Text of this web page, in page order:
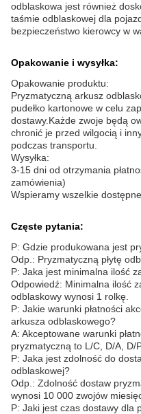
odblaskowa jest również
taśmie odblaskowej dla
bezpieczeństwo kierowcy w
Opakowanie i wysyłka:
Opakowanie produktu:
Pryzmatyczną arkusz
pudełko kartonowe w celu
dostawy.Każde zwoje będą
chronić je przed wilgocią i
podczas transportu.
Wysyłka:
3-15 dni od otrzymania
zamówienia)
Wspieramy wszelkie
Częste pytania:
P: Gdzie produkowana jest
Odp.: Pryzmatyczną płytę
P: Jaka jest minimalna ilość
Odpowiedź: Minimalna ilość
odblaskowy wynosi 1 rolkę.
P: Jakie warunki płatności
arkusza odblaskowego?
A: Akceptowane warunki
pryzmatyczną to L/C, D/A, D/
P: Jaka jest zdolność do
odblaskowej?
Odp.: Zdolność dostaw
wynosi 10 000 zwojów
P: Jaki jest czas dostawy dla